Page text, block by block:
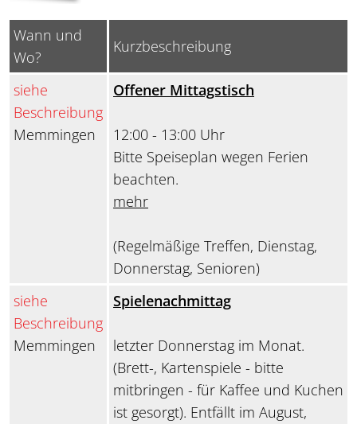
Wann und
Wo?
Kurzbeschreibung
siehe
Beschreibung
Memmingen
Offener Mittagstisch
12:00 - 13:00 Uhr
Bitte Speiseplan wegen Ferien
beachten.
mehr
(Regelmäßige Treffen, Dienstag,
Donnerstag, Senioren)
siehe
Beschreibung
Memmingen
Spielenachmittag
letzter Donnerstag im Monat.
(Brett-, Kartenspiele - bitte
mitbringen - für Kaffee und Kuchen
ist gesorgt). Entfällt im August,